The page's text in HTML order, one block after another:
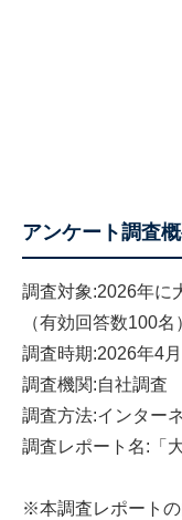
アンケート調査
調査対象:2026年に
（有効回答数100名
調査時期:2026年4月
調査機関:自社調査
調査方法:インター
調査レポート名:「
※本調査レポートの